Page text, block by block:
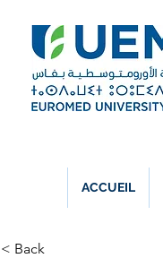
ACCUEIL
< Back